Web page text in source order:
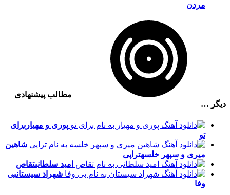
مردن
مطالب پیشنهادی
دیگر …
پوری و مهیار برای
تو
شاهین
میری و سپهر خلسهتراپی
امید سلطانیتقاص
شهراد سیستانبی
وفا